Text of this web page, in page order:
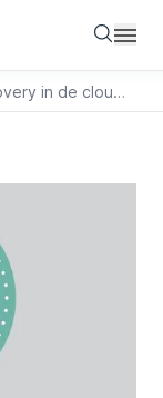
Site Recovery in de cloud: jouw business continuity gegarandeerd